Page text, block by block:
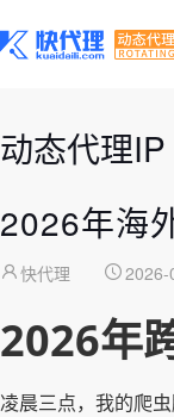
动态代理IP
2026年海
快代理 2026-
2026年
凌晨三点，我的爬